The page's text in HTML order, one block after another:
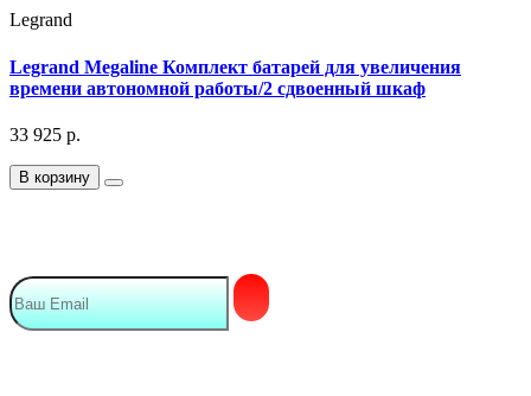
Legrand
Legrand Megaline Комплект батарей для увеличения
времени автономной работы/2 сдвоенный шкаф
33 925 р.
В корзину